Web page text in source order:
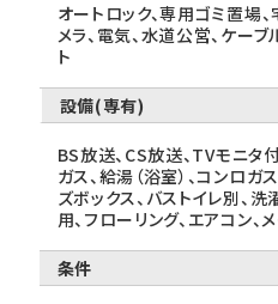
オートロック、専用ゴミ置場
メラ、電気、水道公営、ケー
ト
設備(専有)
BS放送、CS放送、TVモニタ
ガス、給湯（浴室）、コンロガ
ズボックス、バストイレ別、
用、フローリング、エアコン、
条件